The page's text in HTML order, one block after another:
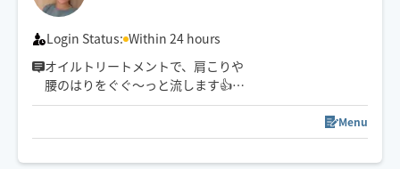
Login Status: Within 24 hours
オイルトリートメントで、肩こりや
腰のはりをぐぐ〜っと流します👍️
固まったお身体をゆるめて、ふわっと軽く✨
🌿オーガニックアロマを贅沢に使用。お好みで香りを選
べます（アレルギーの方はお伝え下さい)
Menu